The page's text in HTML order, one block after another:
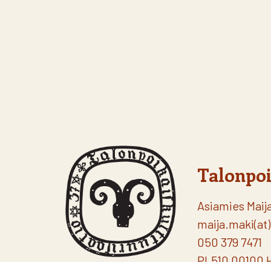
Asiamies
050 379 7471